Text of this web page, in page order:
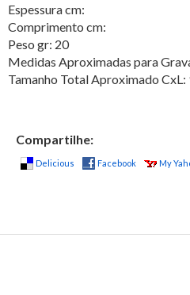
Espessura cm:
Comprimento cm:
Peso gr: 20
Medidas Aproximadas para
Tamanho Total Aproximado CxL:
Compartilhe:
Delicious Facebook My